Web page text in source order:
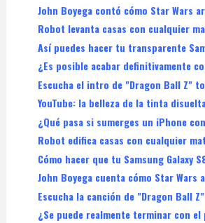
John Boyega contó cómo Star Wars
Robot levanta casas con cualquier
Así puedes hacer tu transparente
¿Es posible acabar definitivamente
Escucha el intro de "Dragon Ball Z"
YouTube: la belleza de la tinta
¿Qué pasa si sumerges un iPhone
Robot edifica casas con cualquier
Cómo hacer que tu Samsung Galaxy
John Boyega cuenta cómo Star
Escucha la canción de "Dragon Ball
¿Se puede realmente terminar con